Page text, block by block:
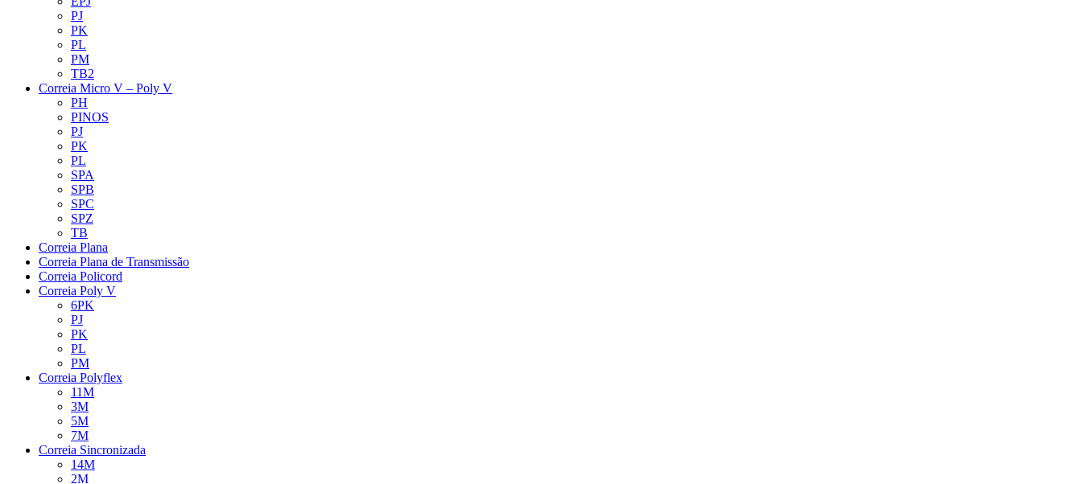
PJ
PK
PL
PM
TB2
Correia Micro V – Poly V
PH
PINOS
PJ
PK
PL
SPA
SPB
SPC
SPZ
TB
Correia Plana
Correia Plana de Transmissão
Correia Policord
Correia Poly V
6PK
PJ
PK
PL
PM
Correia Polyflex
11M
3M
5M
7M
Correia Sincronizada
14M
2M